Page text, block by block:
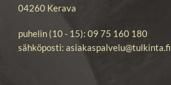
04260 Kerava
puhelin (10 - 15): 09 75 160 180
sähköposti: asiakaspalvelu@tulkinta.fi